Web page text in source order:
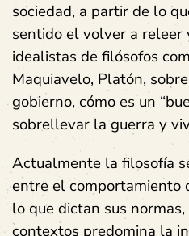
sociedad, a partir de lo
sentido el volver a releer
idealistas de filósofos
Maquiavelo, Platón,
gobierno, cómo es un
sobrellevar la guerra y
Actualmente la filosofía
entre el comportamiento
lo que dictan sus
contextos predomina la